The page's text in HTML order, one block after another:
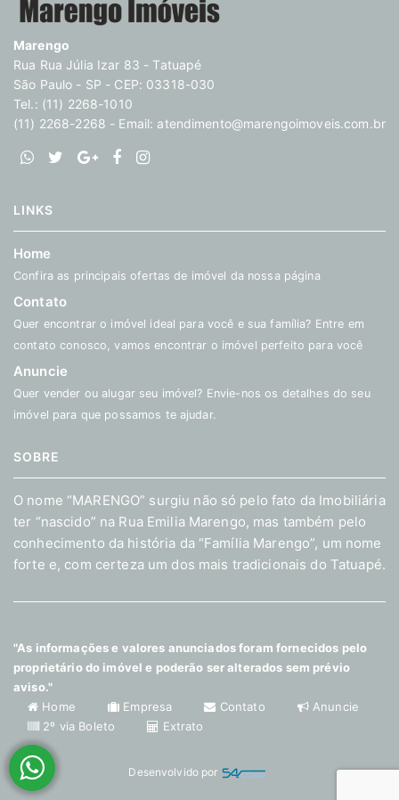
Marengo
Rua Rua Júlia Izar 83 - Tatuapé
São Paulo - SP - CEP: 03318-030
Tel.: (11) 2268-1010
(11) 2268-2268 - Email: atendimento@marengoimoveis.com.br
LINKS
Home
Confira as principais ofertas de imóvel da nossa página
Contato
Quer encontrar o imóvel ideal para você e sua família? Entre em
contato conosco, vamos encontrar o imóvel perfeito para você
Anuncie
Quer vender ou alugar seu imóvel? Envie-nos os detalhes do seu
imóvel para que possamos te ajudar.
SOBRE
O nome “MARENGO” surgiu não só pelo fato da Imobiliária
ter “nascido” na Rua Emilia Marengo, mas também pelo
conhecimento da história da “Família Marengo”, um nome
forte e, com certeza um dos mais tradicionais do Tatuapé.
"As informações e valores anunciados foram fornecidos pelo
proprietário do imóvel e poderão ser alterados sem prévio
aviso."
Home
Empresa Contato
Anuncie
2º via Boleto
Extrato
Desenvolvido por